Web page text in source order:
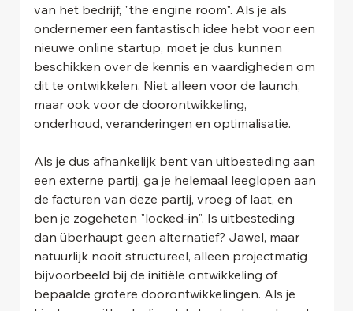
van het bedrijf, "the engine room". Als je als
ondernemer een fantastisch idee hebt voor een
nieuwe online startup, moet je dus kunnen
beschikken over de kennis en vaardigheden om
dit te ontwikkelen. Niet alleen voor de launch,
maar ook voor de doorontwikkeling,
onderhoud, veranderingen en optimalisatie.
Als je dus afhankelijk bent van uitbesteding aan
een externe partij, ga je helemaal leeglopen aan
de facturen van deze partij, vroeg of laat, en
ben je zogeheten "locked-in". Is uitbesteding
dan überhaupt geen alternatief? Jawel, maar
natuurlijk nooit structureel, alleen projectmatig
bijvoorbeeld bij de initiële ontwikkeling of
bepaalde grotere doorontwikkelingen. Als je